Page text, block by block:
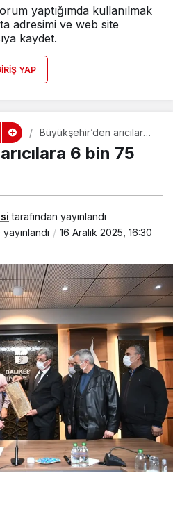
yaptığımda kullanılmak
adresimi ve web site
kaydet.
YAP
Büyükşehir’den arıcılara
6 bin 75 teneke arı yemi
6 bin 75
tarafından yayınlandı
yayınlandı
16 Aralık 2025, 16:30